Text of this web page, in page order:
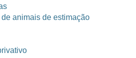
animais de estimação